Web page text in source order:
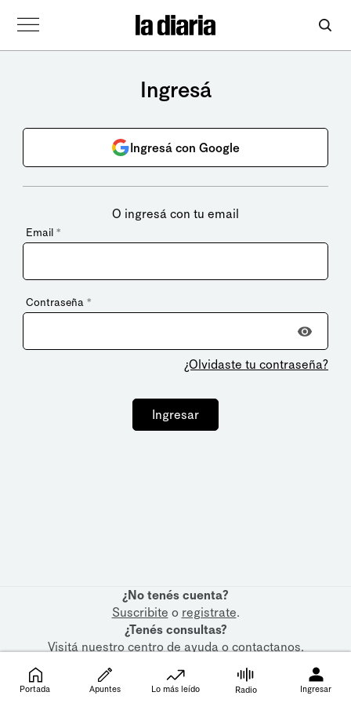
Ingresá
Ingresá con Google
O ingresá con tu email
Email *
Contraseña *
¿Olvidaste tu contraseña?
Ingresar
¿No tenés cuenta?
Suscribite o registrate.
¿Tenés consultas?
Visitá nuestrocentro de ayudaocontactanos.
Portada Apuntes Lo más leído Radio Ingresar